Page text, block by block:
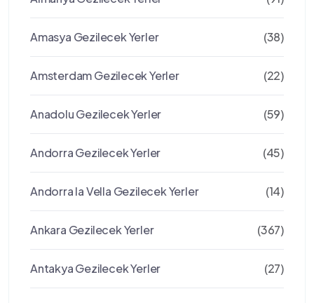
Amasya Gezilecek Yerler (38)
Amsterdam Gezilecek Yerler (22)
Anadolu Gezilecek Yerler (59)
Andorra Gezilecek Yerler (45)
Andorra la Vella Gezilecek Yerler (14)
Ankara Gezilecek Yerler (367)
Antakya Gezilecek Yerler (27)